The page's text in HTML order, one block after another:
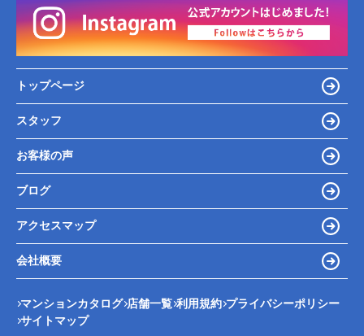
トップページ
スタッフ
お客様の声
ブログ
アクセスマップ
会社概要
マンションカタログ 店舗一覧 利用規約 プライバシーポリシー
サイトマップ